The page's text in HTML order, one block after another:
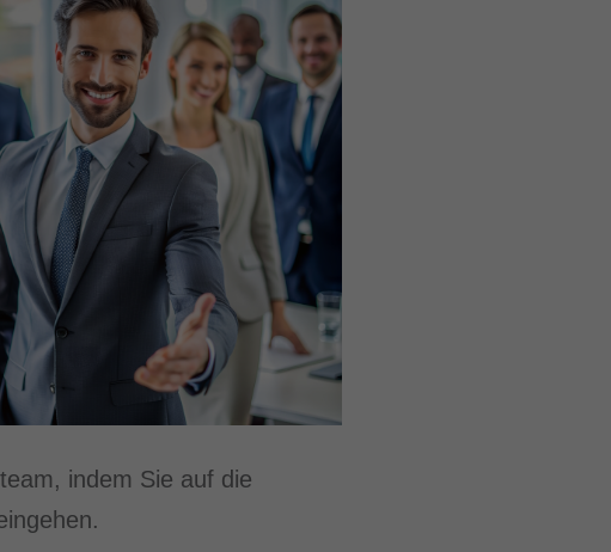
indem Sie auf die